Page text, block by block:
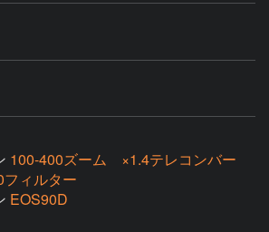
100-400ズーム ×1.4テレコンバー
ィルター
EOS90D